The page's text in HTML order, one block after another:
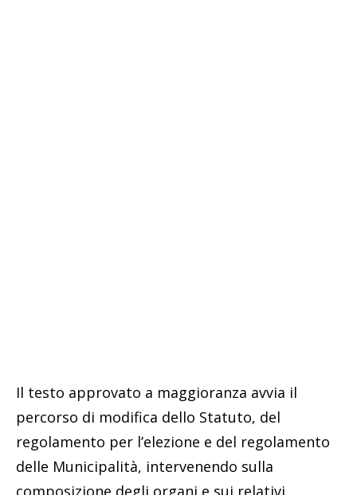
Il testo approvato a maggioranza avvia il
percorso di modifica dello Statuto, del
regolamento per l’elezione e del regolamento
delle Municipalità, intervenendo sulla
composizione degli organi e sui relativi